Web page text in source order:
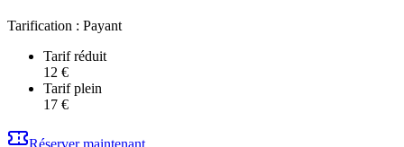
Tarification : Payant
Tarif réduit
12 €
Tarif plein
17 €
Réserver maintenant